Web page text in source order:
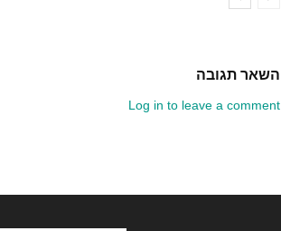
השאר תגובה
Log in to leave a comment